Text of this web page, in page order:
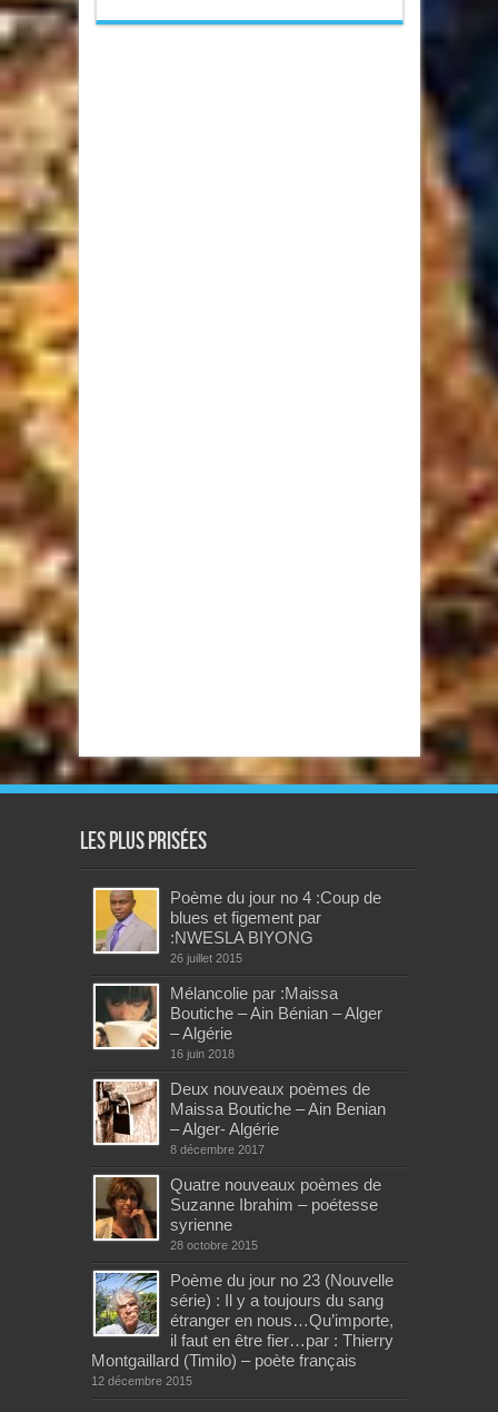
Les plus prisées
Poème du jour no 4 :Coup de
blues et figement par
:NWESLA BIYONG
26 juillet 2015
Mélancolie par :Maissa
Boutiche – Ain Bénian – Alger
– Algérie
16 juin 2018
Deux nouveaux poèmes de
Maissa Boutiche – Ain Benian
– Alger- Algérie
8 décembre 2017
Quatre nouveaux poèmes de
Suzanne Ibrahim – poétesse
syrienne
28 octobre 2015
Poème du jour no 23 (Nouvelle
série) : Il y a toujours du sang
étranger en nous…Qu’importe,
il faut en être fier…par : Thierry
Montgaillard (Timilo) – poète français
12 décembre 2015